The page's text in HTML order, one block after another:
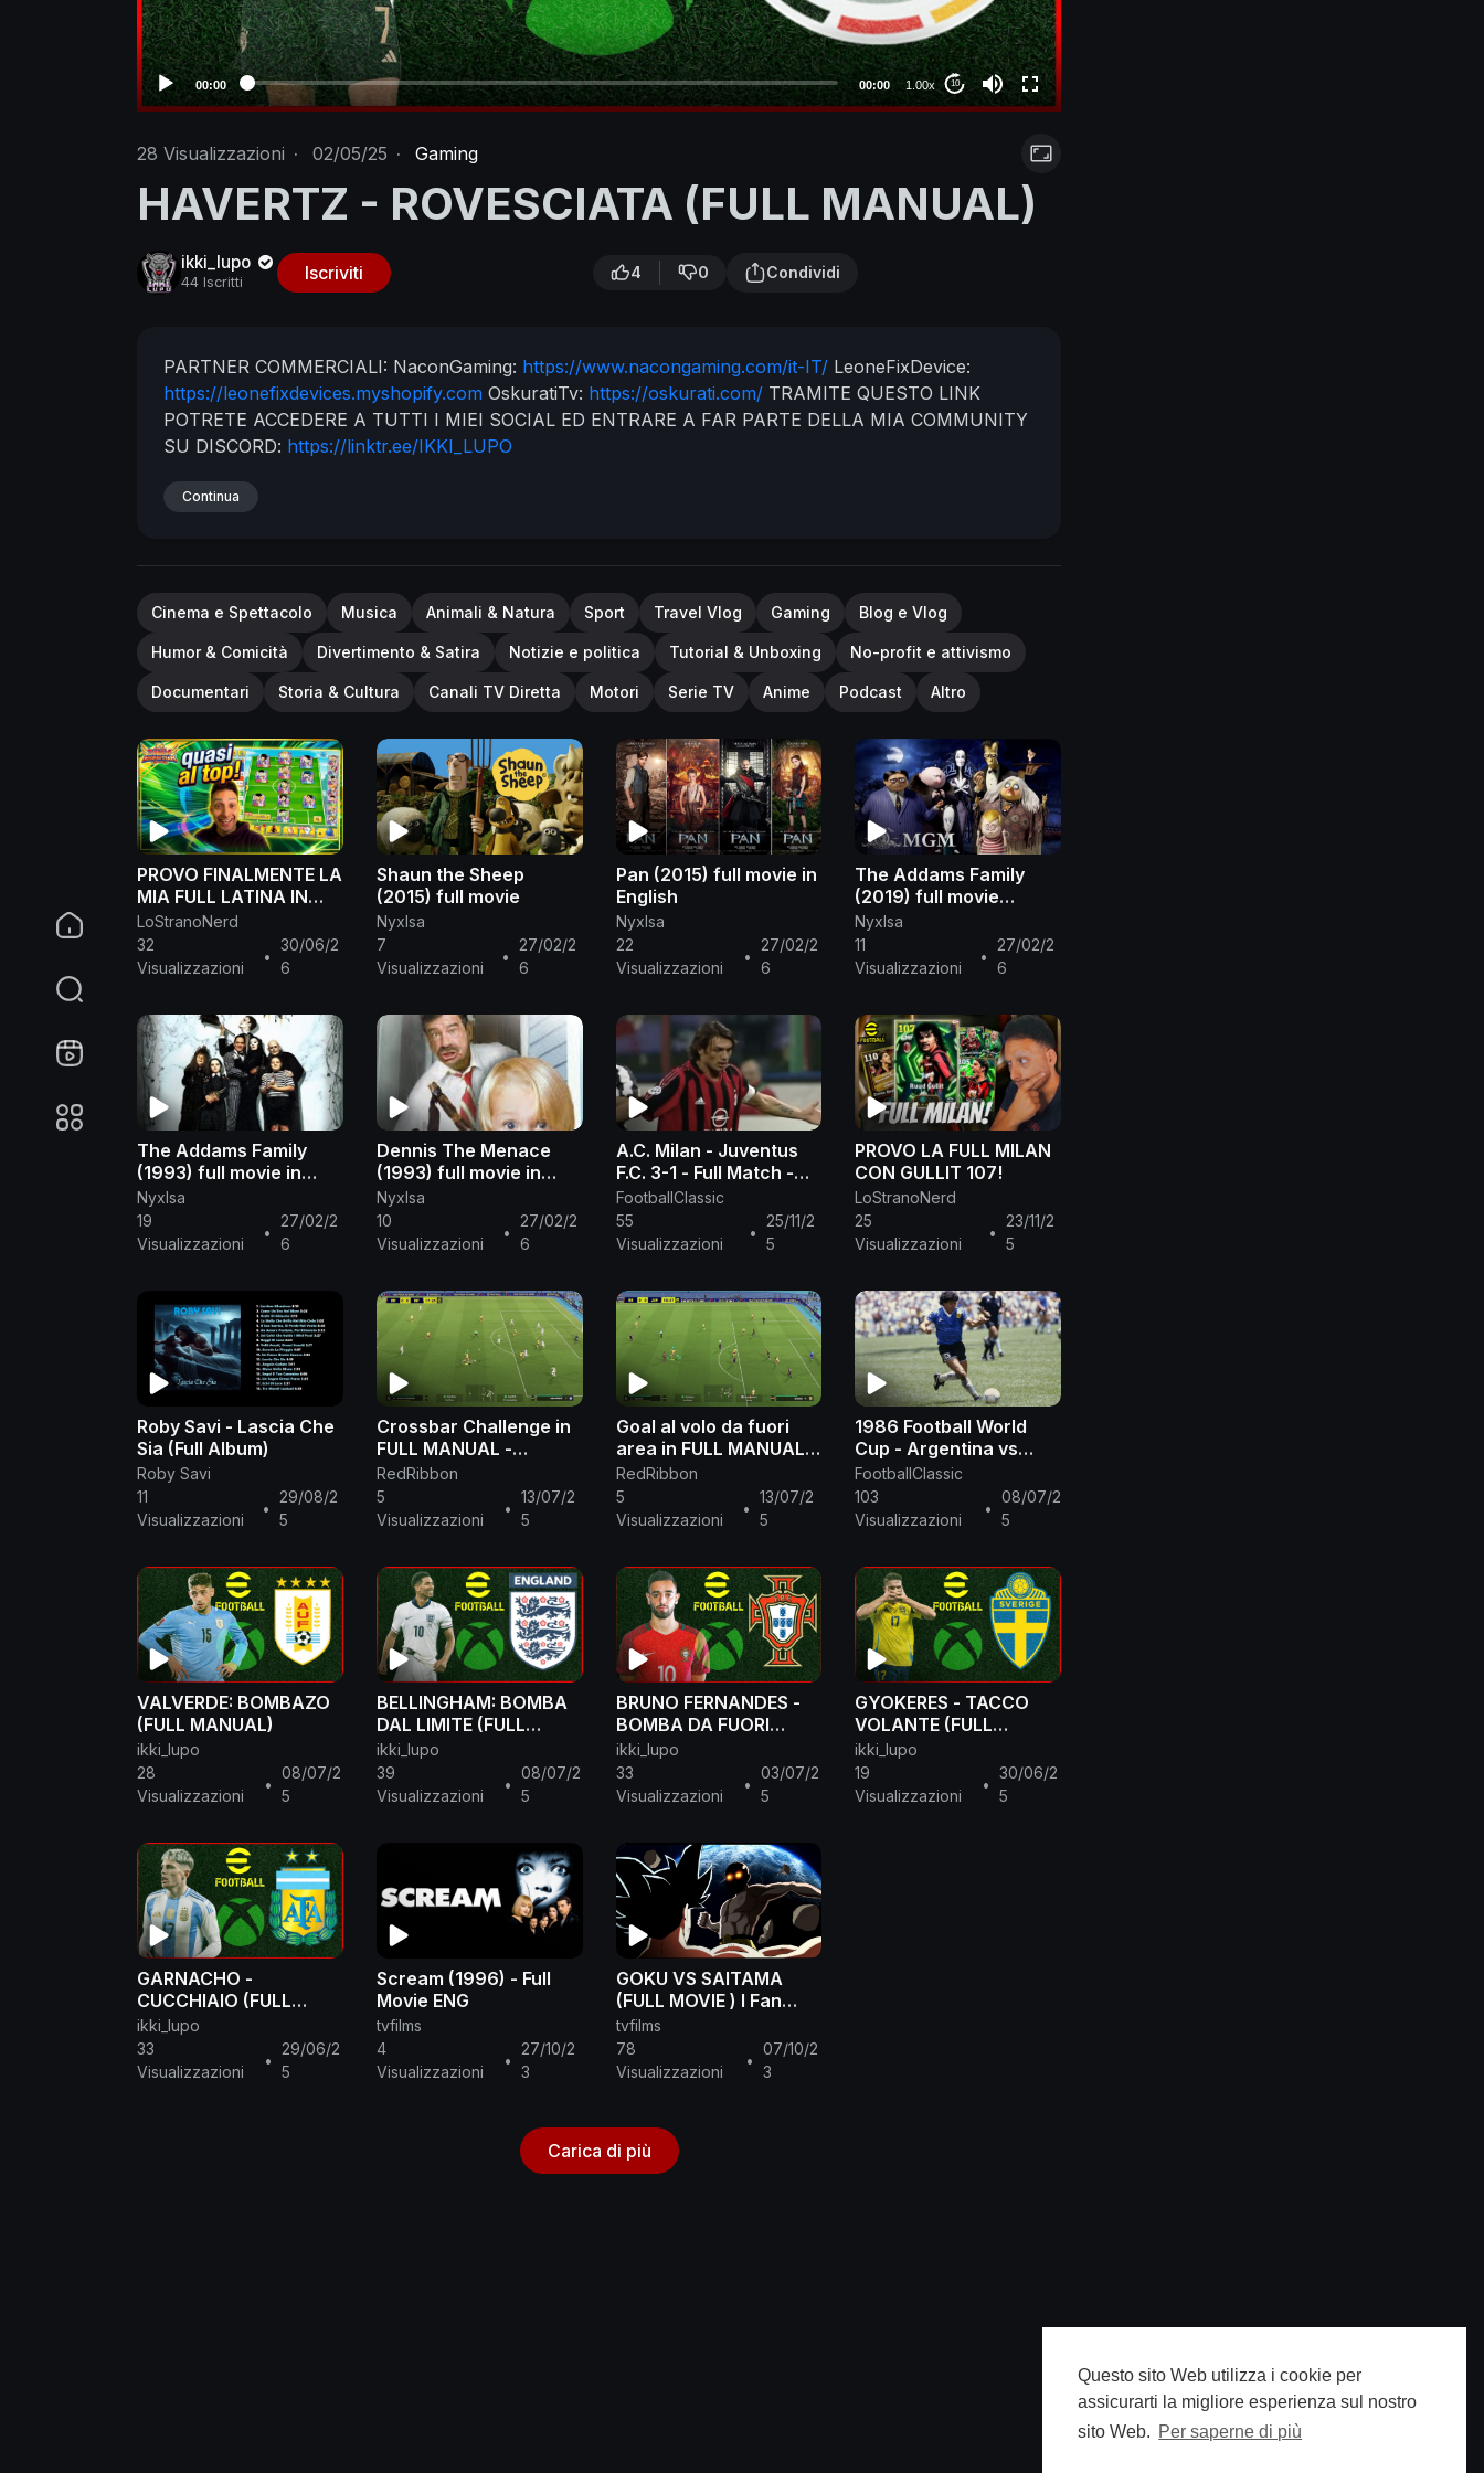
Questo sito Web utilizza i cookie per
assicurarti la migliore esperienza sul nostro
sito Web. Per saperne di più
00:00 00:00 1.00x 10
28 Visualizzazioni · 02/05/25 · Gaming
HAVERTZ - ROVESCIATA (FULL MANUAL)
ikki_lupo
44 Iscritti Iscriviti 4 0 Condividi
PARTNER COMMERCIALI: NaconGaming: https://www.nacongaming.com/it-IT/ LeoneFixDevice:
https://leonefixdevices.myshopify.com OskuratiTv: https://oskurati.com/ TRAMITE QUESTO LINK
POTRETE ACCEDERE A TUTTI I MIEI SOCIAL ED ENTRARE A FAR PARTE DELLA MIA COMMUNITY
SU DISCORD: https://linktr.ee/IKKI_LUPO
Continua
Cinema e Spettacolo Musica Animali & Natura Sport Travel Vlog Gaming Blog e Vlog
Humor & Comicità Divertimento & Satira Notizie e politica Tutorial & Unboxing No-profit e attivismo
Documentari Storia & Cultura Canali TV Diretta Motori Serie TV Anime Podcast Altro
PROVO FINALMENTE LA
MIA FULL LATINA IN
PVP!
#captaintsubasadream
team
LoStranoNerd
32
Visualizzazioni
•
30/06/2
6
Shaun the Sheep
(2015) full movie
NyxIsa
7
Visualizzazioni
•
27/02/2
6
Pan (2015) full movie in
English
NyxIsa
22
Visualizzazioni
•
27/02/2
6
The Addams Family
(2019) full movie
English
NyxIsa
11
Visualizzazioni
•
27/02/2
6
The Addams Family
(1993) full movie in
English
NyxIsa
19
Visualizzazioni
•
27/02/2
6
Dennis The Menace
(1993) full movie in
English
NyxIsa
10
Visualizzazioni
•
27/02/2
6
A.C. Milan - Juventus
F.C. 3-1 - Full Match -
Serie A 2005/2006
FootballClassic
55
Visualizzazioni
•
25/11/2
5
PROVO LA FULL MILAN
CON GULLIT 107!
LoStranoNerd
25
Visualizzazioni
•
23/11/2
5
Roby Savi - Lascia Che
Sia (Full Album)
Roby Savi
11
Visualizzazioni
•
29/08/2
5
Crossbar Challenge in
FULL MANUAL -
eFootball 2025
RedRibbon
5
Visualizzazioni
•
13/07/2
5
Goal al volo da fuori
area in FULL MANUAL -
eFootball 2025
RedRibbon
5
Visualizzazioni
•
13/07/2
5
1986 Football World
Cup - Argentina vs
England - Classic Full
Match
FootballClassic
103
Visualizzazioni
•
08/07/2
5
VALVERDE: BOMBAZO
(FULL MANUAL)
ikki_lupo
28
Visualizzazioni
•
08/07/2
5
BELLINGHAM: BOMBA
DAL LIMITE (FULL
MANUAL)
ikki_lupo
39
Visualizzazioni
•
08/07/2
5
BRUNO FERNANDES -
BOMBA DA FUORI
(FULL MANUAL)
ikki_lupo
33
Visualizzazioni
•
03/07/2
5
GYOKERES - TACCO
VOLANTE (FULL
MANUAL)
ikki_lupo
19
Visualizzazioni
•
30/06/2
5
GARNACHO -
CUCCHIAIO (FULL
MANUAL)
ikki_lupo
33
Visualizzazioni
•
29/06/2
5
Scream (1996) - Full
Movie ENG
tvfilms
4
Visualizzazioni
•
27/10/2
3
GOKU VS SAITAMA
(FULL MOVIE ) l Fan
Animation l One Punch
Man Vs Dbz
tvfilms
78
Visualizzazioni
•
07/10/2
3
Carica di più